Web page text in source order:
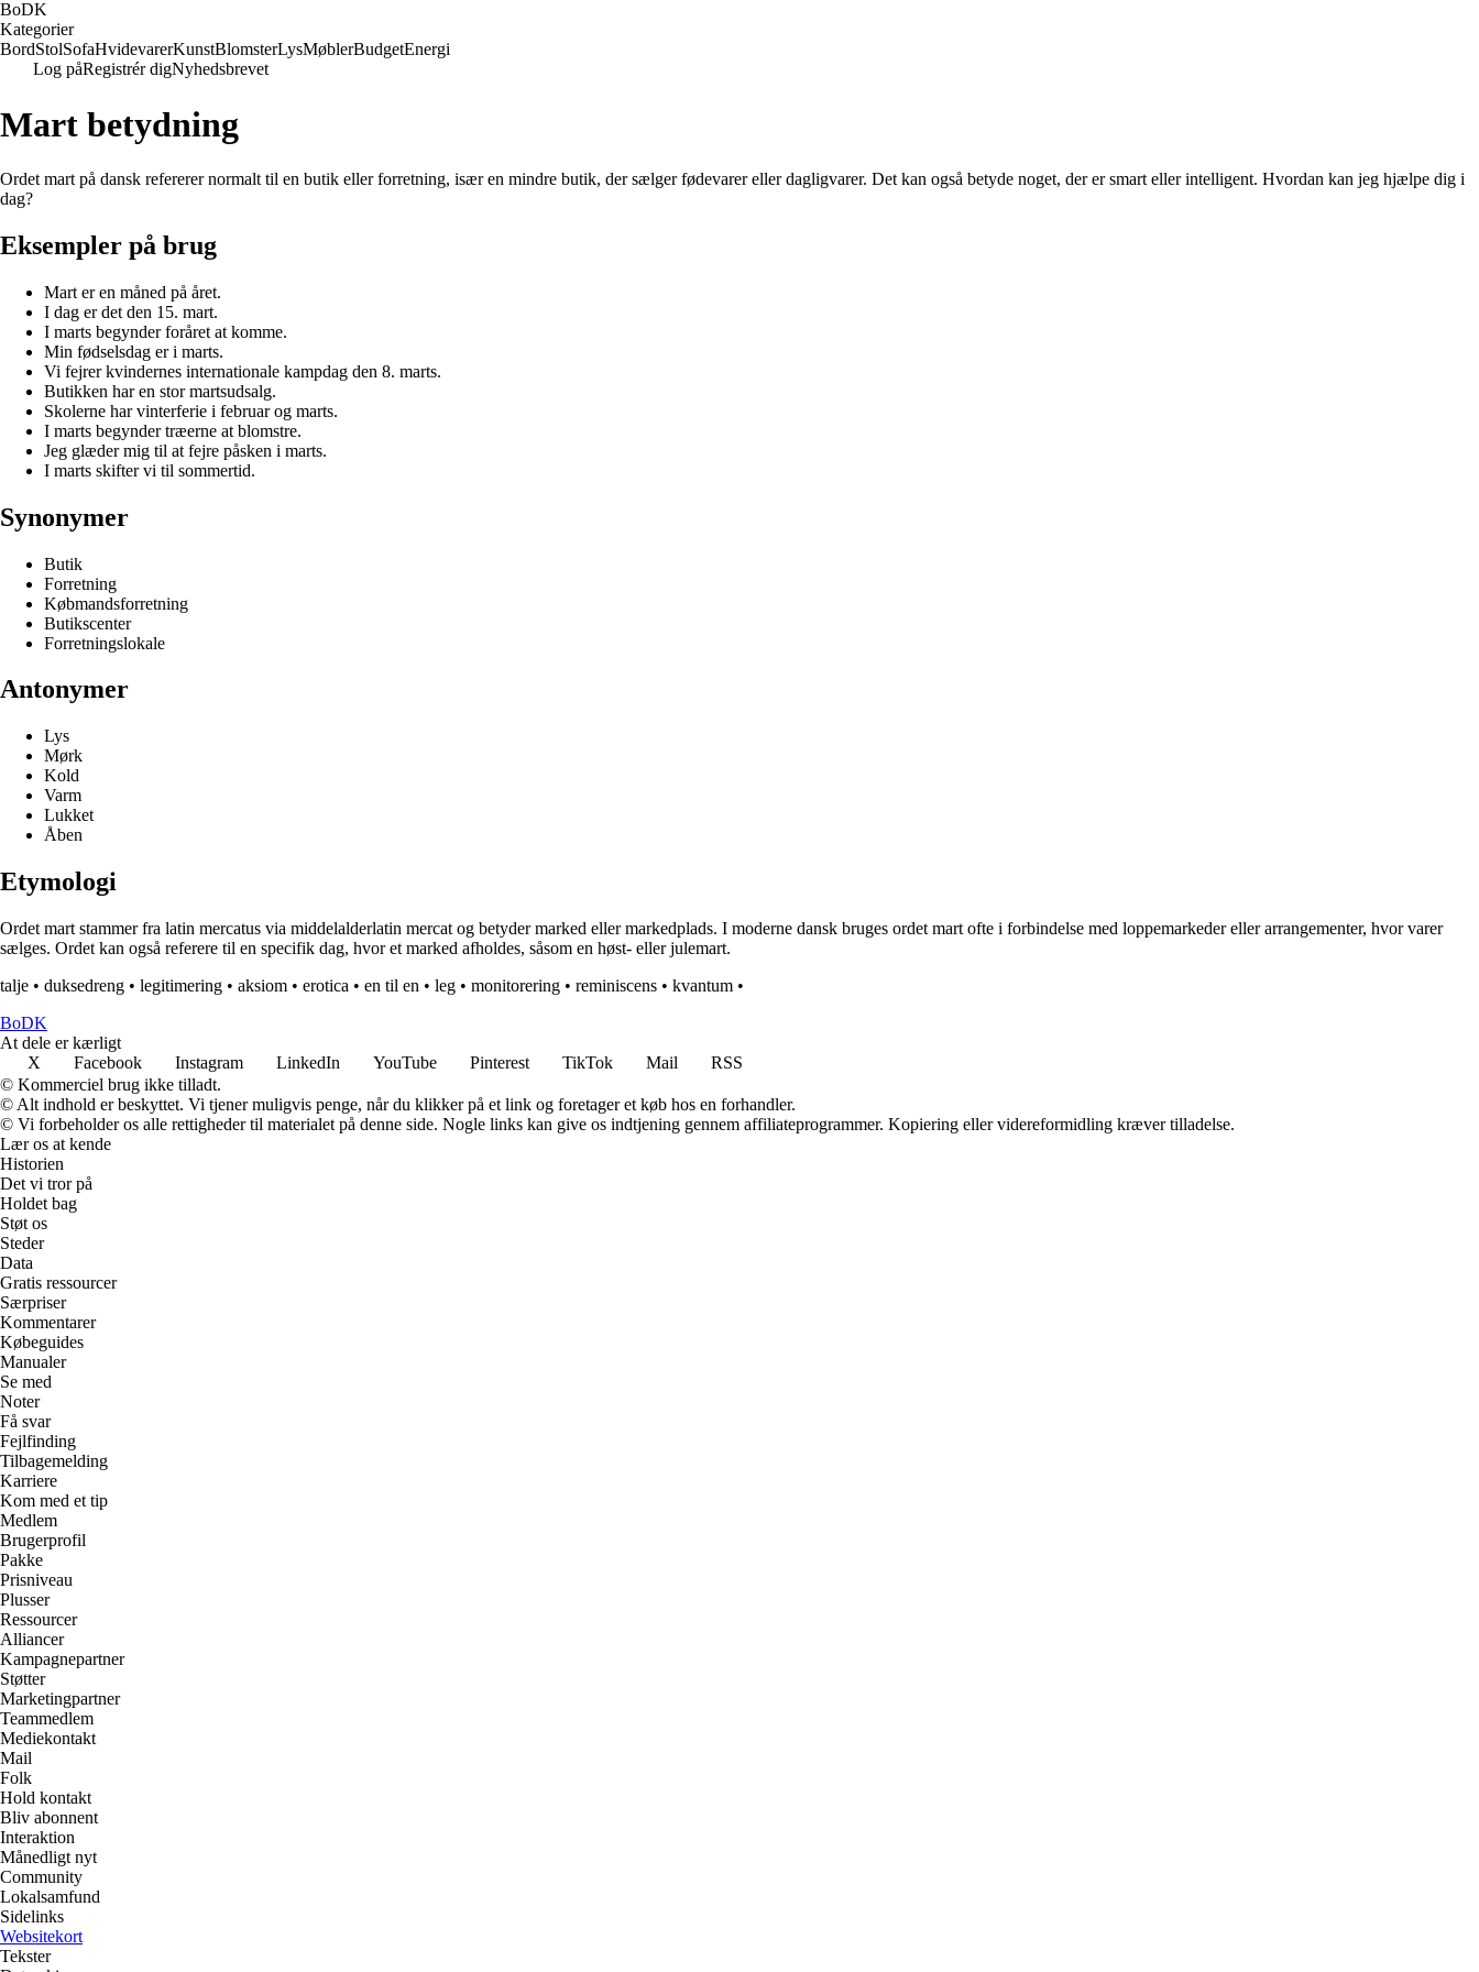
BoDK
Kategorier
BordStolSofaHvidevarerKunstBlomsterLysMøblerBudgetEnergi
Log påRegistrér digNyhedsbrevet
Mart betydning
Ordet mart på dansk refererer normalt til en butik eller forretning, især en mindre butik, der sælger fødevarer eller dagligvarer. Det kan også betyde noget, der er smart eller intelligent. Hvordan kan jeg hjælpe dig i
dag?
Eksempler på brug
Mart er en måned på året.
I dag er det den 15. mart.
I marts begynder foråret at komme.
Min fødselsdag er i marts.
Vi fejrer kvindernes internationale kampdag den 8. marts.
Butikken har en stor martsudsalg.
Skolerne har vinterferie i februar og marts.
I marts begynder træerne at blomstre.
Jeg glæder mig til at fejre påsken i marts.
I marts skifter vi til sommertid.
Synonymer
Butik
Forretning
Købmandsforretning
Butikscenter
Forretningslokale
Antonymer
Lys
Mørk
Kold
Varm
Lukket
Åben
Etymologi
Ordet mart stammer fra latin mercatus via middelalderlatin mercat og betyder marked eller markedplads. I moderne dansk bruges ordet mart ofte i forbindelse med loppemarkeder eller arrangementer, hvor varer
sælges. Ordet kan også referere til en specifik dag, hvor et marked afholdes, såsom en høst- eller julemart.
talje • duksedreng • legitimering • aksiom • erotica • en til en • leg • monitorering • reminiscens • kvantum •
BoDK
At dele er kærligt
X
Facebook Instagram LinkedIn YouTube Pinterest TikTok Mail
RSS
© Kommerciel brug ikke tilladt.
© Alt indhold er beskyttet. Vi tjener muligvis penge, når du klikker på et link og foretager et køb hos en forhandler.
© Vi forbeholder os alle rettigheder til materialet på denne side. Nogle links kan give os indtjening gennem affiliateprogrammer. Kopiering eller videreformidling kræver tilladelse.
Lær os at kende
Historien
Det vi tror på
Holdet bag
Støt os
Steder
Data
Gratis ressourcer
Særpriser
Kommentarer
Købeguides
Manualer
Se med
Noter
Få svar
Fejlfinding
Tilbagemelding
Karriere
Kom med et tip
Medlem
Brugerprofil
Pakke
Prisniveau
Plusser
Ressourcer
Alliancer
Kampagnepartner
Støtter
Marketingpartner
Teammedlem
Mediekontakt
Mail
Folk
Hold kontakt
Bliv abonnent
Interaktion
Månedligt nyt
Community
Lokalsamfund
Sidelinks
Websitekort
Tekster